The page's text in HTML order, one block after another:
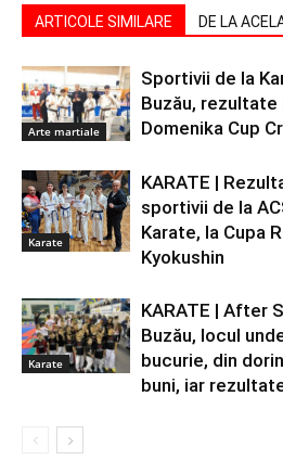
ARTICOLE SIMILARE DE LA
Arte martiale
Sportivii de la
Buzău,
Domenika Cup
Karate
KARATE |
sportivii de la
Karate, la Cupa
Kyokushin
Karate
KARATE | After
Buzău, locul
bucurie, din
buni, iar